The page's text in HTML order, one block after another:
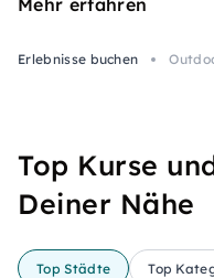
Mehr erfahren
Erlebnisse buchen
Top Kurse
Deiner Nähe
Top Städte Top